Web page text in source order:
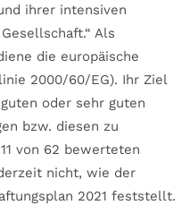
ihrer intensiven
Als
die europäische
2000/60/EG). Ihr Ziel
oder sehr guten
bzw. diesen zu
von 62 bewerteten
nicht, wie der
2021 feststellt.